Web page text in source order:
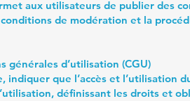
aux utilisateurs de publier des
de modération et la
générales d’utilisation (CGU)
indiquer que l’accès et l’utilisation
définissant les droits et